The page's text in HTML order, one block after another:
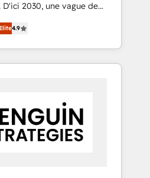
strategy,
management. We
FTE team members.
and managed
that include new
development, and
2030, une vague de
le marché.
entreprises qui auront
problème ?
savent que l'IA est vitale
le paradoxe français :
La solution
Augmentée. Ce n'est pas
4.9